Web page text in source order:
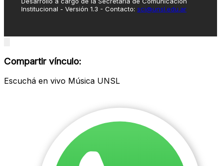
Institucional - Versión 1.3 - Contacto: sci@unsl.edu.ar
modal
Compartir vínculo:
Escuchá en vivo Música UNSL